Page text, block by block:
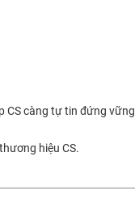
CS càng tự tin đứng vững
hiệu CS.